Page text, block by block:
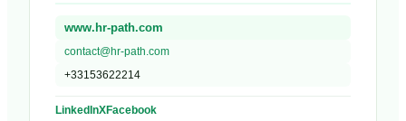
www.hr-path.com
contact@hr-path.com
+33153622214
LinkedInXFacebook